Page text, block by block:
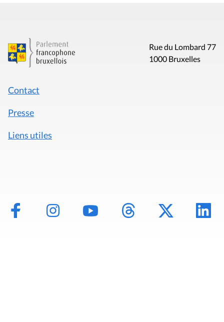
Rue du Lombard 77
1000 Bruxelles
Contact
Presse
Liens utiles